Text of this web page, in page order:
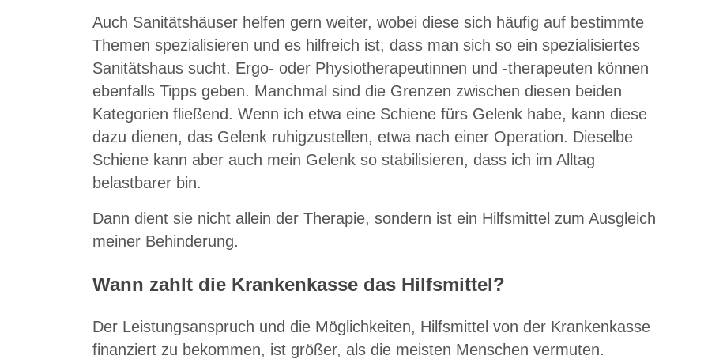
Auch Sanitätshäuser helfen gern weiter, wobei diese sich häufig auf bestimmte
Themen spezialisieren und es hilfreich ist, dass man sich so ein spezialisiertes
Sanitätshaus sucht. Ergo- oder Physiotherapeutinnen und -therapeuten können
ebenfalls Tipps geben. Manchmal sind die Grenzen zwischen diesen beiden
Kategorien fließend. Wenn ich etwa eine Schiene fürs Gelenk habe, kann diese
dazu dienen, das Gelenk ruhigzustellen, etwa nach einer Operation. Dieselbe
Schiene kann aber auch mein Gelenk so stabilisieren, dass ich im Alltag
belastbarer bin.
Dann dient sie nicht allein der Therapie, sondern ist ein Hilfsmittel zum Ausgleich
meiner Behinderung.
Wann zahlt die Krankenkasse das Hilfsmittel?
Der Leistungsanspruch und die Möglichkeiten, Hilfsmittel von der Krankenkasse
finanziert zu bekommen, ist größer, als die meisten Menschen vermuten.